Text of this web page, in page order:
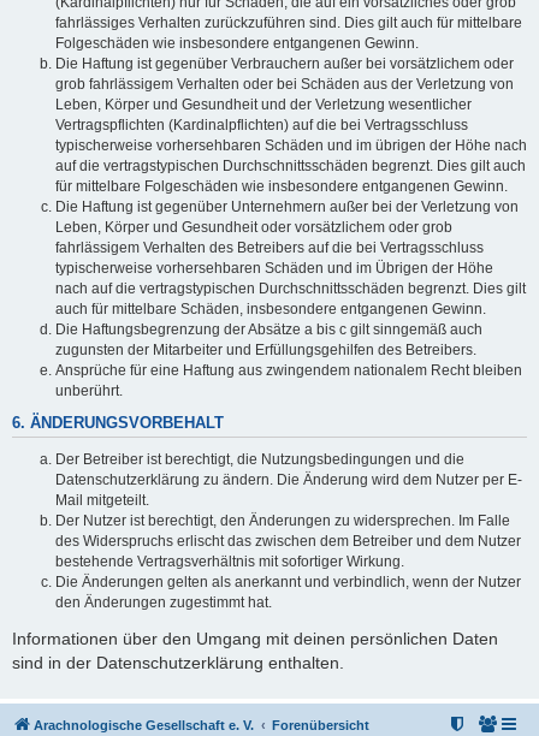
fahrlässiges Verhalten zurückzuführen sind. Dies gilt auch für mittelbare
Folgeschäden wie insbesondere entgangenen Gewinn.
Die Haftung ist gegenüber Verbrauchern außer bei vorsätzlichem oder
grob fahrlässigem Verhalten oder bei Schäden aus der Verletzung von
Leben, Körper und Gesundheit und der Verletzung wesentlicher
Vertragspflichten (Kardinalpflichten) auf die bei Vertragsschluss
typischerweise vorhersehbaren Schäden und im übrigen der Höhe nach
auf die vertragstypischen Durchschnittsschäden begrenzt. Dies gilt auch
für mittelbare Folgeschäden wie insbesondere entgangenen Gewinn.
Die Haftung ist gegenüber Unternehmern außer bei der Verletzung von
Leben, Körper und Gesundheit oder vorsätzlichem oder grob
fahrlässigem Verhalten des Betreibers auf die bei Vertragsschluss
typischerweise vorhersehbaren Schäden und im Übrigen der Höhe
nach auf die vertragstypischen Durchschnittsschäden begrenzt. Dies gilt
auch für mittelbare Schäden, insbesondere entgangenen Gewinn.
Die Haftungsbegrenzung der Absätze a bis c gilt sinngemäß auch
zugunsten der Mitarbeiter und Erfüllungsgehilfen des Betreibers.
Ansprüche für eine Haftung aus zwingendem nationalem Recht bleiben
unberührt.
6. ÄNDERUNGSVORBEHALT
Der Betreiber ist berechtigt, die Nutzungsbedingungen und die
Datenschutzerklärung zu ändern. Die Änderung wird dem Nutzer per E-
Mail mitgeteilt.
Der Nutzer ist berechtigt, den Änderungen zu widersprechen. Im Falle
des Widerspruchs erlischt das zwischen dem Betreiber und dem Nutzer
bestehende Vertragsverhältnis mit sofortiger Wirkung.
Die Änderungen gelten als anerkannt und verbindlich, wenn der Nutzer
den Änderungen zugestimmt hat.
Informationen über den Umgang mit deinen persönlichen Daten
sind in der Datenschutzerklärung enthalten.
Arachnologische Gesellschaft e. V. Forenübersicht